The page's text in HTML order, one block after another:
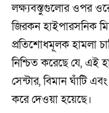
লক্ষ্যবস্তুগুলোর ওপর
জিরকন হাইপারসনিক
প্রতিশোধমূলক হামলা
নিশ্চিত করেছে যে, এই
সেন্টার, বিমান ঘাঁটি
করে দেওয়া হয়েছে।